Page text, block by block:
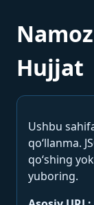
Hujjat
Ushbu
qo‘llanma.
qo‘shing
yuboring.